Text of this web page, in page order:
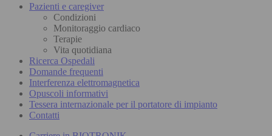
Pazienti e caregiver
Condizioni
Monitoraggio cardiaco
Terapie
Vita quotidiana
Ricerca Ospedali
Domande frequenti
Interferenza elettromagnetica
Opuscoli informativi
Tessera internazionale per il portatore di impianto
Contatti